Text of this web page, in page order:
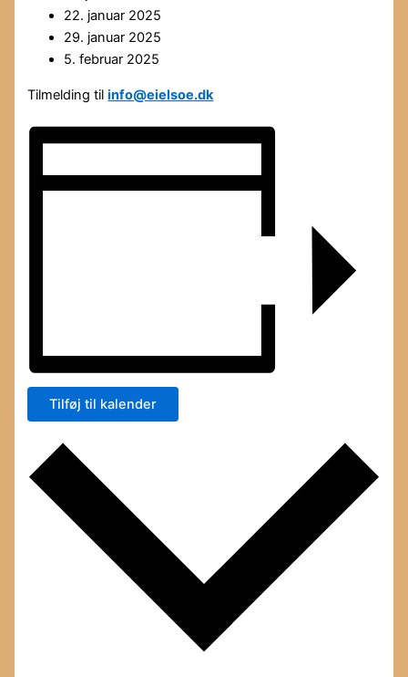
22. januar 2025
29. januar 2025
5. februar 2025
Tilmelding tilinfo@eielsoe.dk
Tilføj til kalender